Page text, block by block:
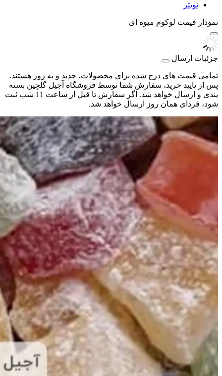
تویتر
نمودار قیمت لوکوم میوه ای
جزئیات ارسال
تمامی قیمت های درج شده برای محصولات، جدید و به روز هستند.
پس از تایید خرید، سفارش شما توسط فروشگاه آجیل گلچین بسته
بندی و ارسال خواهد شد. اگر سفارش تا قبل از ساعت 11 شب ثبت
شود، فردای همان روز ارسال خواهد شد.